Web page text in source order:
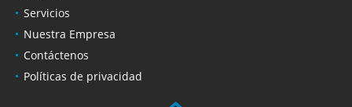
Servicios
Nuestra Empresa
Contáctenos
Políticas de privacidad